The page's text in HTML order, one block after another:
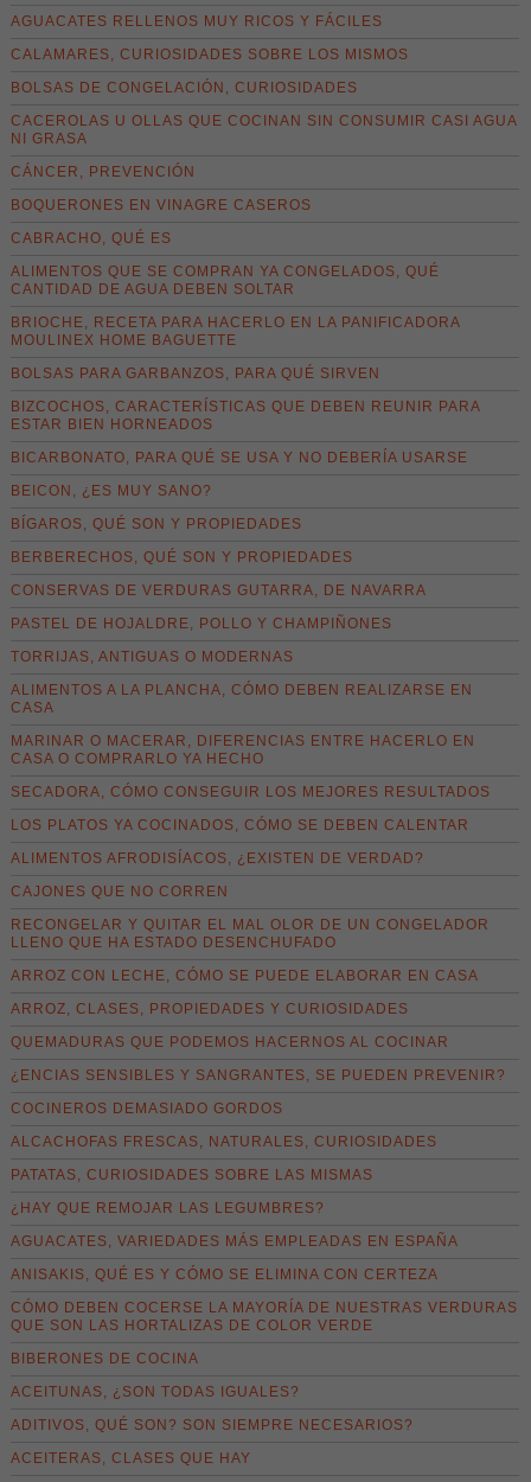
AGUACATES RELLENOS MUY RICOS Y FÁCILES
CALAMARES, CURIOSIDADES SOBRE LOS MISMOS
BOLSAS DE CONGELACIÓN, CURIOSIDADES
CACEROLAS U OLLAS QUE COCINAN SIN CONSUMIR CASI AGUA
NI GRASA
CÁNCER, PREVENCIÓN
BOQUERONES EN VINAGRE CASEROS
CABRACHO, QUÉ ES
ALIMENTOS QUE SE COMPRAN YA CONGELADOS, QUÉ
CANTIDAD DE AGUA DEBEN SOLTAR
BRIOCHE, RECETA PARA HACERLO EN LA PANIFICADORA
MOULINEX HOME BAGUETTE
BOLSAS PARA GARBANZOS, PARA QUÉ SIRVEN
BIZCOCHOS, CARACTERÍSTICAS QUE DEBEN REUNIR PARA
ESTAR BIEN HORNEADOS
BICARBONATO, PARA QUÉ SE USA Y NO DEBERÍA USARSE
BEICON, ¿ES MUY SANO?
BÍGAROS, QUÉ SON Y PROPIEDADES
BERBERECHOS, QUÉ SON Y PROPIEDADES
CONSERVAS DE VERDURAS GUTARRA, DE NAVARRA
PASTEL DE HOJALDRE, POLLO Y CHAMPIÑONES
TORRIJAS, ANTIGUAS O MODERNAS
ALIMENTOS A LA PLANCHA, CÓMO DEBEN REALIZARSE EN
CASA
MARINAR O MACERAR, DIFERENCIAS ENTRE HACERLO EN
CASA O COMPRARLO YA HECHO
SECADORA, CÓMO CONSEGUIR LOS MEJORES RESULTADOS
LOS PLATOS YA COCINADOS, CÓMO SE DEBEN CALENTAR
ALIMENTOS AFRODISÍACOS, ¿EXISTEN DE VERDAD?
CAJONES QUE NO CORREN
RECONGELAR Y QUITAR EL MAL OLOR DE UN CONGELADOR
LLENO QUE HA ESTADO DESENCHUFADO
ARROZ CON LECHE, CÓMO SE PUEDE ELABORAR EN CASA
ARROZ, CLASES, PROPIEDADES Y CURIOSIDADES
QUEMADURAS QUE PODEMOS HACERNOS AL COCINAR
¿ENCIAS SENSIBLES Y SANGRANTES, SE PUEDEN PREVENIR?
COCINEROS DEMASIADO GORDOS
ALCACHOFAS FRESCAS, NATURALES, CURIOSIDADES
PATATAS, CURIOSIDADES SOBRE LAS MISMAS
¿HAY QUE REMOJAR LAS LEGUMBRES?
AGUACATES, VARIEDADES MÁS EMPLEADAS EN ESPAÑA
ANISAKIS, QUÉ ES Y CÓMO SE ELIMINA CON CERTEZA
CÓMO DEBEN COCERSE LA MAYORÍA DE NUESTRAS VERDURAS
QUE SON LAS HORTALIZAS DE COLOR VERDE
BIBERONES DE COCINA
ACEITUNAS, ¿SON TODAS IGUALES?
ADITIVOS, QUÉ SON? SON SIEMPRE NECESARIOS?
ACEITERAS, CLASES QUE HAY